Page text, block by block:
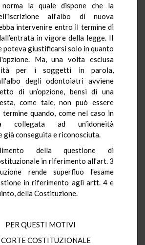
norma la quale dispone che la
all'albo di nuova
intervenire entro il termine di
in vigore della legge. II
poteva giustificarsi solo in quanto
Ma, una volta esclusa
per i soggetti in parola,
degli odontoiatri avviene
di un’opzione, bensì di una
come tale, non può essere
quando, come nel caso in
collegata ad un'idoneità
già conseguita e riconosciuta.
della questione di
in riferimento all'art. 3
rende superfluo l'esame
in riferimento agli artt. 4 e
della Costituzione.
PER QUESTI MOTIVI
CORTE COSTITUZIONALE